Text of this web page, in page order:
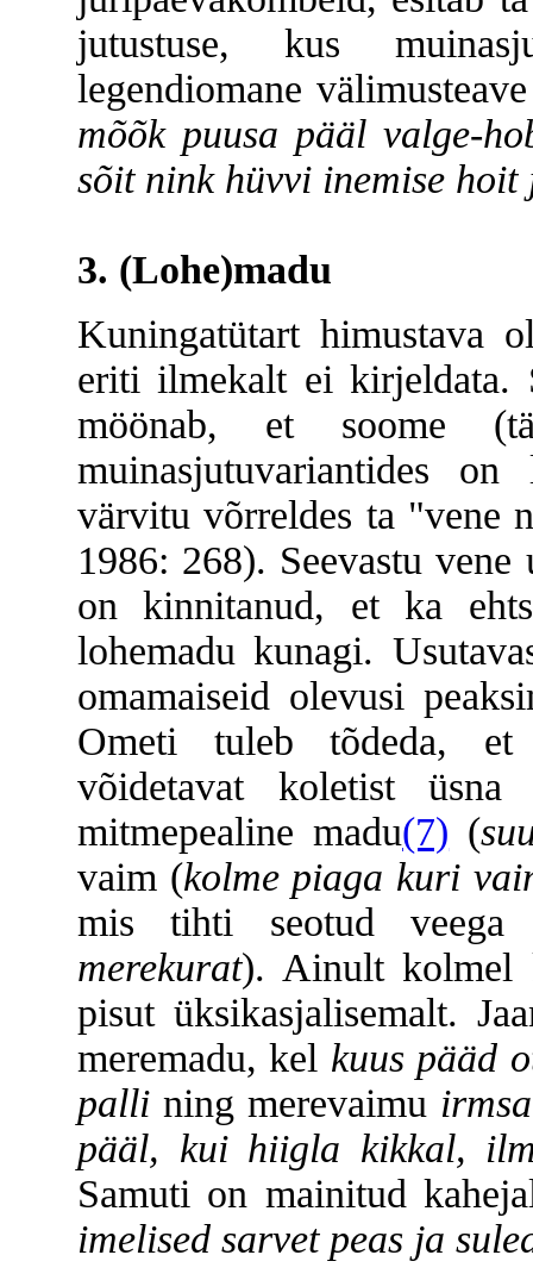
jutustuse, kus
legendiomane
mõõk puusa pääl valge-
sõit nink hüvvi inemise hoit
3. (Lohe)madu
Kuningatütart himustava
eriti ilmekalt ei kirjeldata.
möönab, et soome
muinasjutuvariantides
värvitu võrreldes ta "vene
1986: 268). Seevastu
on kinnitanud, et ka
lohemadu kunagi.
omamaiseid olevusi
Ometi tuleb tõdeda, et
võidetavat koletist
mitmepealine madu(7) (
vaim (kolme piaga kuri
mis tihti seotud
merekurat). Ainult kolmel
pisut üksikasjalisemalt.
meremadu, kel kuus pääd
palli ning merevaimu
pääl, kui hiigla kikkal,
Samuti on mainitud
imelised sarvet peas ja